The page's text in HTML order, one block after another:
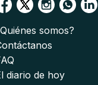
somos?
diario de hoy